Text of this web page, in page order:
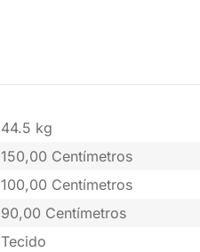
44.5 kg
150,00 Centímetros
100,00 Centímetros
90,00 Centímetros
Tecido